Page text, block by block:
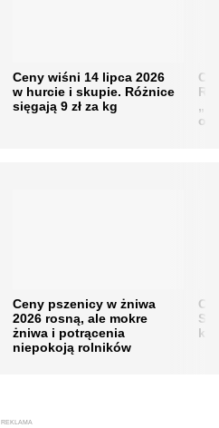
Ceny wiśni 14 lipca 2026
w hurcie i skupie. Różnice
sięgają 9 zł za kg
Ceny pszenicy w żniwa
2026 rosną, ale mokre
żniwa i potrącenia
niepokoją rolników
REKLAMA